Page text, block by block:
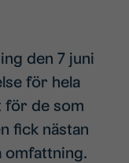
den 7 juni
för hela
för de som
fick nästan
omfattning.